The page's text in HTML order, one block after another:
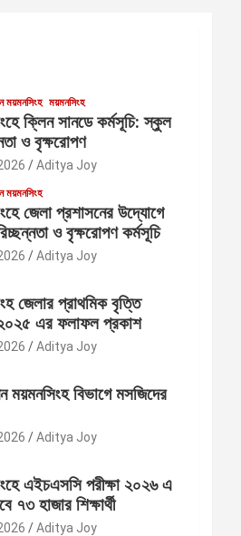
ময়মনসিংহ ময়মনসিংহ
ক্লিন সানডে কর্মসূচি: স্কুল
ও বৃক্ষরোপণ
Aditya Joy
ময়মনসিংহ
জেলা প্রশাসনের উদ্যোগে
ও বৃক্ষরোপণ কর্মসূচি
Aditya Joy
জেলার প্রাথমিক বৃত্তি
২০২৫ এর ফলাফল প্রকাশ
Aditya Joy
ময়মনসিংহ বিভাগে মসজিদের
Aditya Joy
এইচএসসি পরীক্ষা ২০২৬ এ
৭৩ হাজার শিক্ষার্থী
Aditya Joy